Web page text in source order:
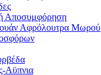
Αποσυμφόρηση
Αφρόλουτρα Μωρού
Αϋπνια